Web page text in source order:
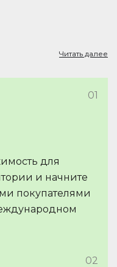
Читать далее
01
для
и начните
покупателями
02